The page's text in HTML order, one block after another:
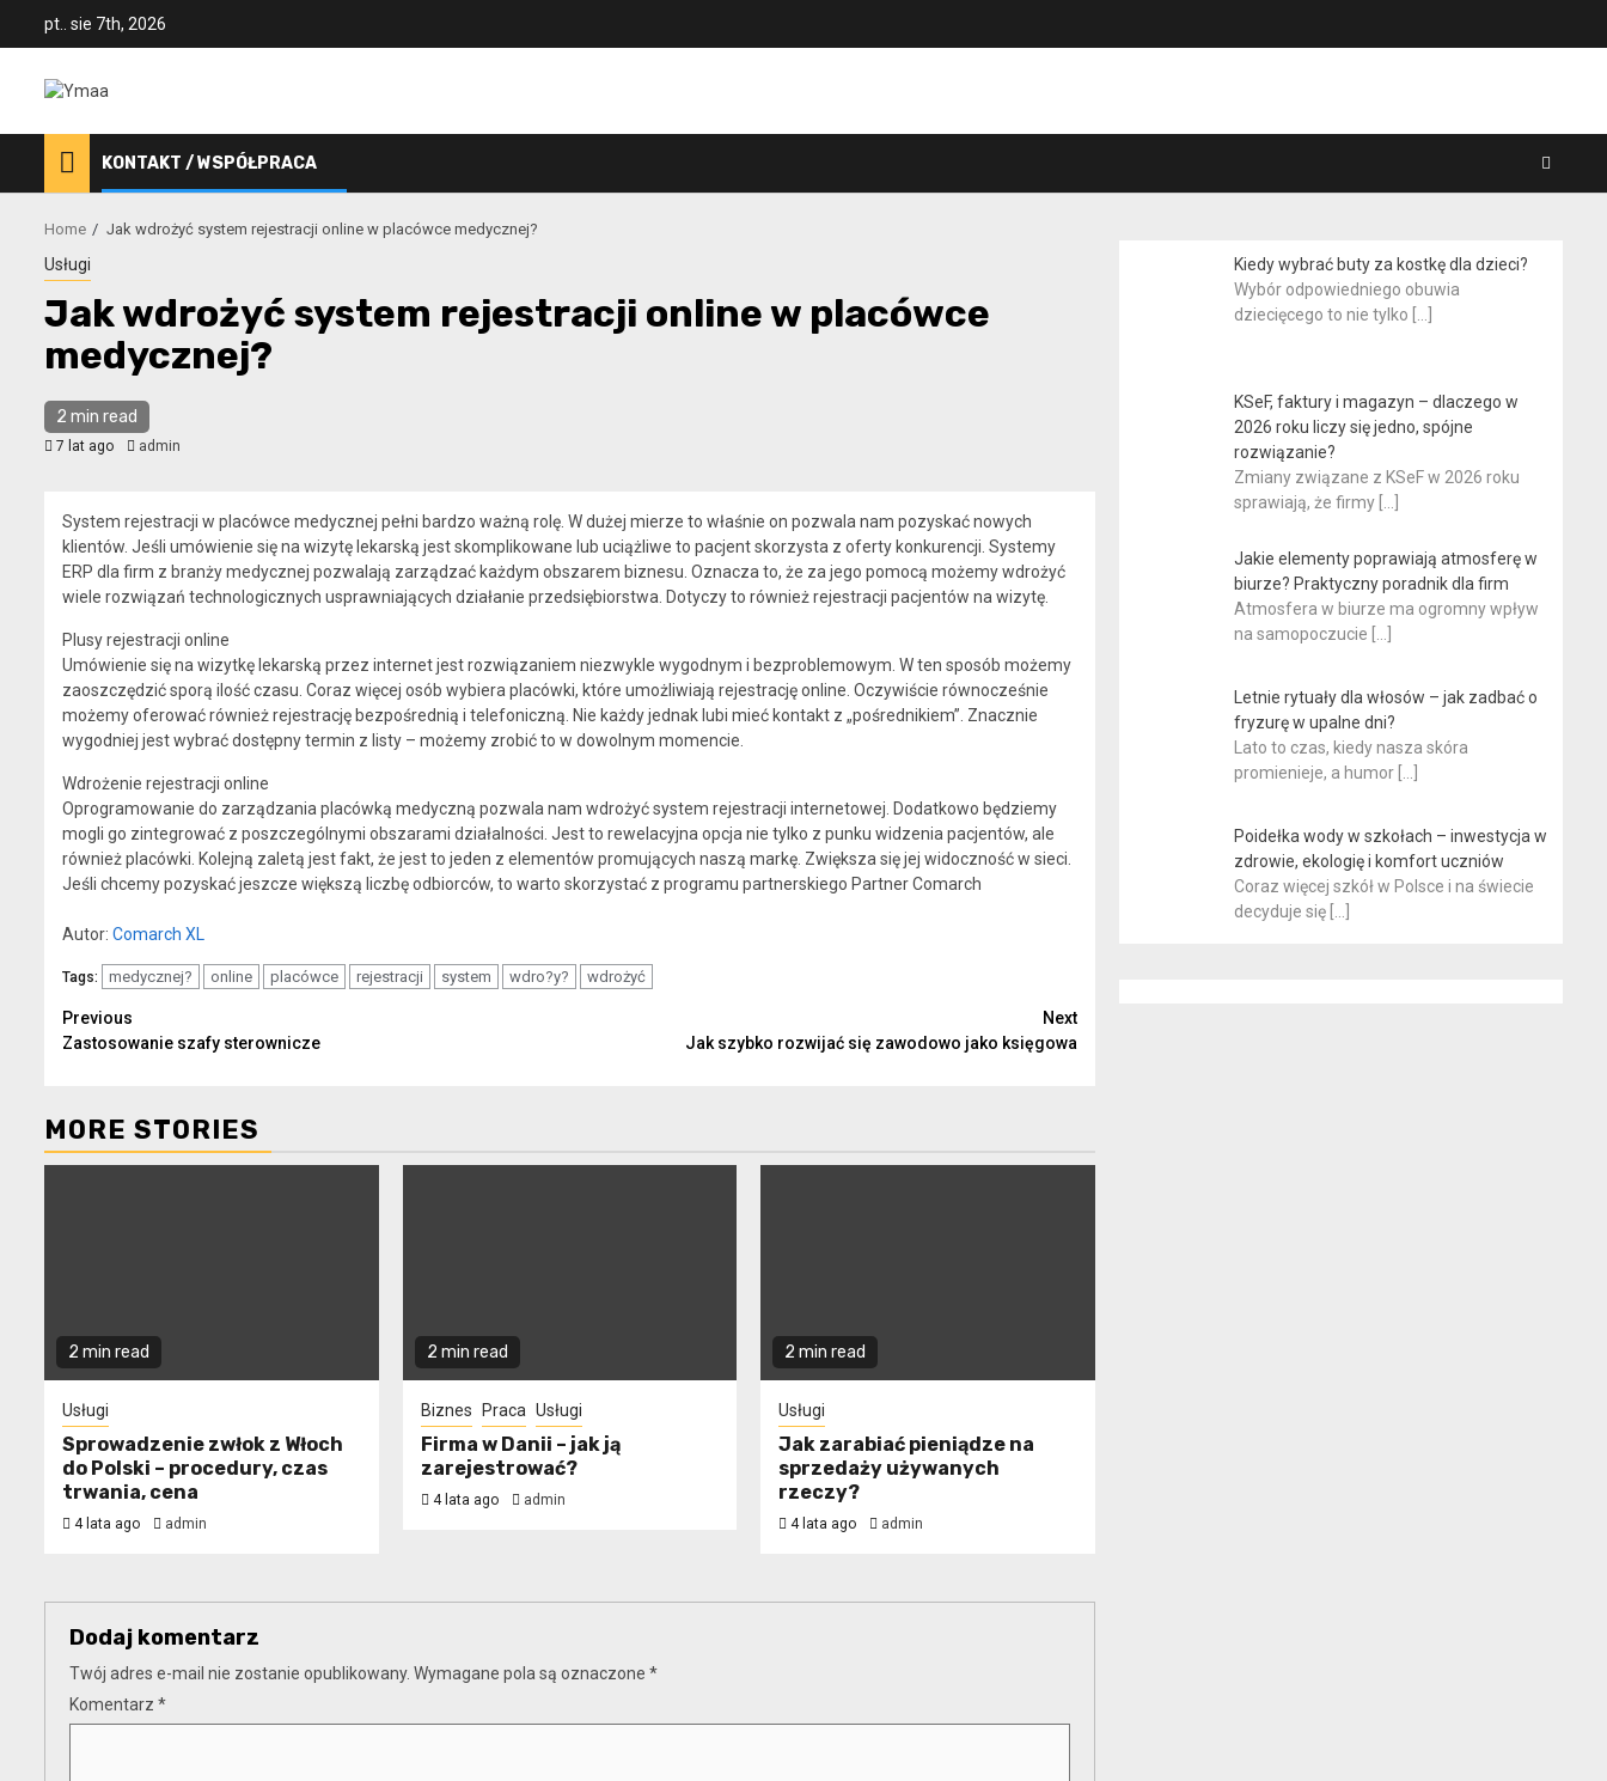
pt.. sie 7th, 2026
KONTAKT / WSPÓŁPRACA
Home Jak wdrożyć system rejestracji online w placówce medycznej?
Usługi
Jak wdrożyć system rejestracji online w placówce
medycznej?
2 min read
7 lat ago admin
System rejestracji w placówce medycznej pełni bardzo ważną rolę. W dużej mierze to właśnie on pozwala nam pozyskać nowych
klientów. Jeśli umówienie się na wizytę lekarską jest skomplikowane lub uciążliwe to pacjent skorzysta z oferty konkurencji. Systemy
ERP dla firm z branży medycznej pozwalają zarządzać każdym obszarem biznesu. Oznacza to, że za jego pomocą możemy wdrożyć
wiele rozwiązań technologicznych usprawniających działanie przedsiębiorstwa. Dotyczy to również rejestracji pacjentów na wizytę.
Plusy rejestracji online
Umówienie się na wizytkę lekarską przez internet jest rozwiązaniem niezwykle wygodnym i bezproblemowym. W ten sposób możemy
zaoszczędzić sporą ilość czasu. Coraz więcej osób wybiera placówki, które umożliwiają rejestrację online. Oczywiście równocześnie
możemy oferować również rejestrację bezpośrednią i telefoniczną. Nie każdy jednak lubi mieć kontakt z „pośrednikiem”. Znacznie
wygodniej jest wybrać dostępny termin z listy – możemy zrobić to w dowolnym momencie.
Wdrożenie rejestracji online
Oprogramowanie do zarządzania placówką medyczną pozwala nam wdrożyć system rejestracji internetowej. Dodatkowo będziemy
mogli go zintegrować z poszczególnymi obszarami działalności. Jest to rewelacyjna opcja nie tylko z punku widzenia pacjentów, ale
również placówki. Kolejną zaletą jest fakt, że jest to jeden z elementów promujących naszą markę. Zwiększa się jej widoczność w sieci.
Jeśli chcemy pozyskać jeszcze większą liczbę odbiorców, to warto skorzystać z programu partnerskiego Partner Comarch
Autor: Comarch XL
Tags: medycznej? online placówce rejestracji system wdro?y? wdrożyć
Continue
Reading
Previous
Zastosowanie szafy sterownicze
Next
Jak szybko rozwijać się zawodowo jako księgowa
MORE STORIES
2 min read
Usługi
Sprowadzenie zwłok z Włoch
do Polski – procedury, czas
trwania, cena
4 lata ago admin
2 min read
Biznes Praca Usługi
Firma w Danii – jak ją
zarejestrować?
4 lata ago admin
2 min read
Usługi
Jak zarabiać pieniądze na
sprzedaży używanych
rzeczy?
4 lata ago admin
Dodaj komentarz
Twój adres e-mail nie zostanie opublikowany. Wymagane pola są oznaczone *
Komentarz *
Kiedy wybrać buty za kostkę dla dzieci?
Wybór odpowiedniego obuwia
dziecięcego to nie tylko
KSeF, faktury i magazyn – dlaczego w
2026 roku liczy się jedno, spójne
rozwiązanie?
Zmiany związane z KSeF w 2026 roku
sprawiają, że firmy […]
Jakie elementy poprawiają atmosferę w
biurze? Praktyczny poradnik dla firm
Atmosfera w biurze ma ogromny wpływ
na samopoczucie […]
Letnie rytuały dla włosów – jak zadbać o
fryzurę w upalne dni?
Lato to czas, kiedy nasza skóra
promienieje, a humor
Poidełka wody w szkołach – inwestycja w
zdrowie, ekologię i komfort uczniów
Coraz więcej szkół w Polsce i na świecie
decyduje się